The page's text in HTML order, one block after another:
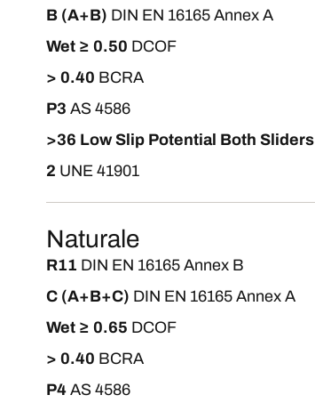
B (A+B) DIN EN 16165 Annex A
Wet ≥ 0.50 DCOF
> 0.40 BCRA
P3 AS 4586
>36 Low Slip Potential Both Sliders
2 UNE 41901
Naturale
R11 DIN EN 16165 Annex B
C (A+B+C) DIN EN 16165 Annex A
Wet ≥ 0.65 DCOF
> 0.40 BCRA
P4 AS 4586